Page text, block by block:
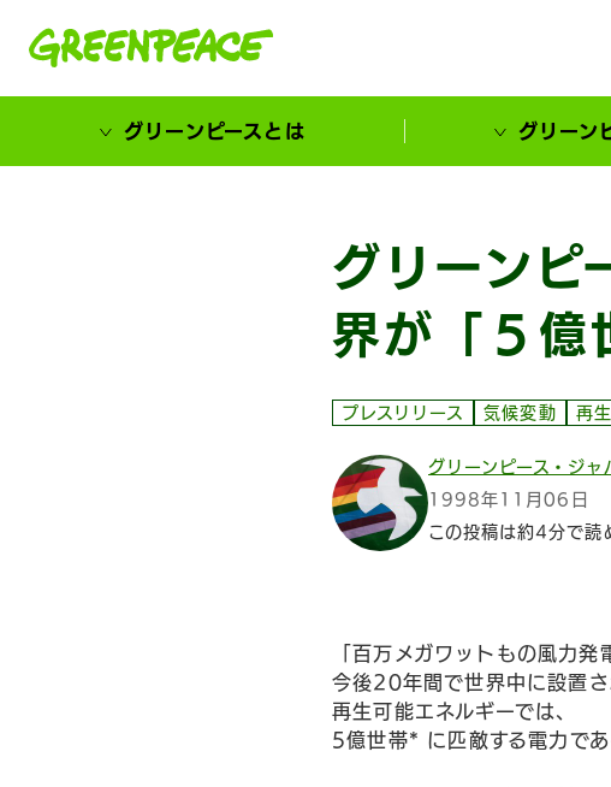
グリーンピースとは グリーン
グリーンピ
界が「５億
プレスリリース 気候変動 再
グリーンピース・ジャ
1998年11月06日
この投稿は約4分で読
「百万メガワットもの風力発
今後20年間で世界中に設置さ
再生可能エネルギーでは、
5億世帯* に匹敵する電力であ